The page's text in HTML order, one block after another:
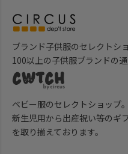
ブランド子供服のセレクトショ
100以上の子供服ブランドの通
ベビー服のセレクトショップ。
新生児用から出産祝い等のギ
を取り揃えております。